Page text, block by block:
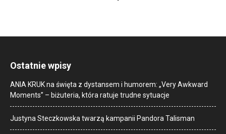
Ostatnie wpisy
ANIA KRUK na święta z dystansem i humorem: „Very Awkward
Moments” – biżuteria, która ratuje trudne sytuacje
Justyna Steczkowska twarzą kampanii Pandora Talisman